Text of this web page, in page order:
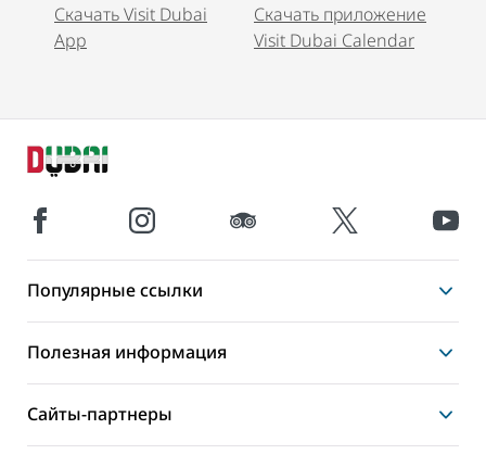
Скачать Visit Dubai
App
Скачать приложение
Visit Dubai Calendar
Популярные ссылки
Полезная информация
Сайты-партнеры